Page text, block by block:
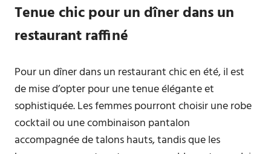
Tenue chic pour un dîner dans un
restaurant raffiné
Pour un dîner dans un restaurant chic en été, il est
de mise d’opter pour une tenue élégante et
sophistiquée. Les femmes pourront choisir une robe
cocktail ou une combinaison pantalon
accompagnée de talons hauts, tandis que les